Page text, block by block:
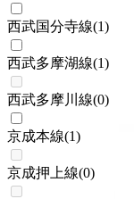
西武国分寺線(1)
西武多摩湖線(1)
西武多摩川線(0)
京成本線(1)
京成押上線(0)